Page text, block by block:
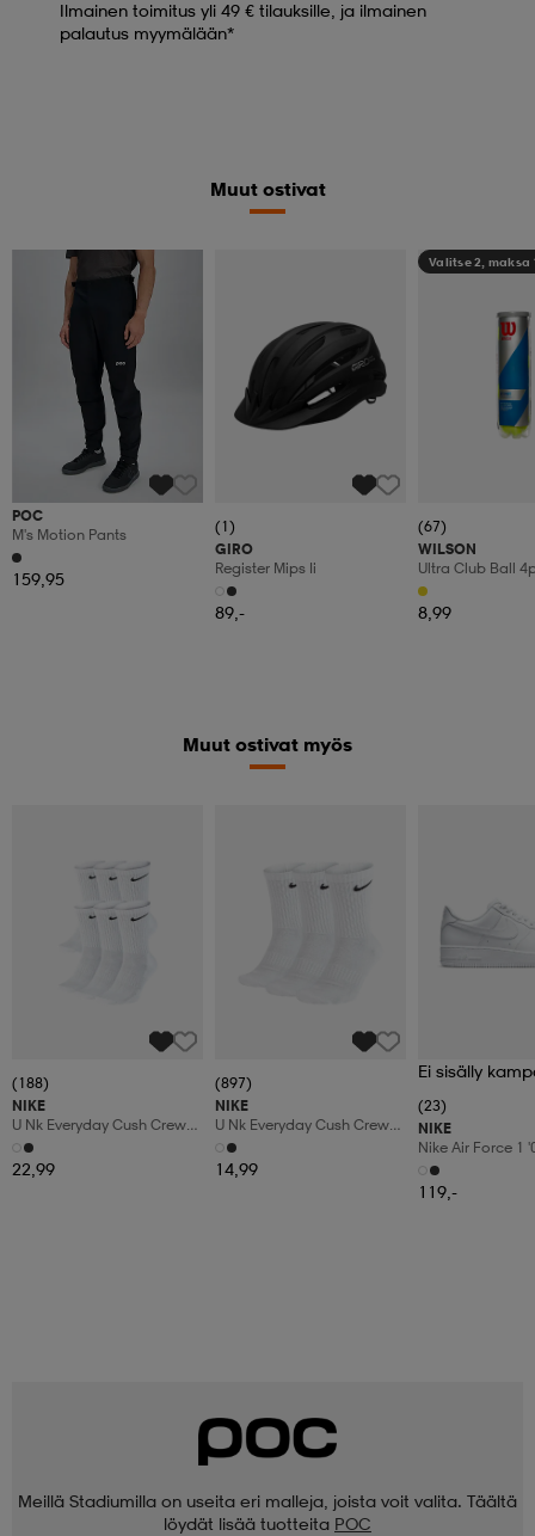
Ilmainen toimitus yli 49 € tilauksille, ja ilmainen
palautus myymälään*
Muut ostivat
POC
M's Motion Pants
159,95
(1)
GIRO
Register Mips Ii
89,-
Valitse 2, maksa
(67)
WILSON
Ultra Club Ball
8,99
Muut ostivat myös
(188)
NIKE
U Nk Everyday Cush Crew
6pr-Bd
22,99
(897)
NIKE
U Nk Everyday Cush Crew
3pr
14,99
Ei sisälly
(23)
NIKE
Nike Air Force 1
Shoes
119,-
Meillä Stadiumilla on useita eri malleja, joista voit valita. Täältä
löydät lisää tuotteita POC